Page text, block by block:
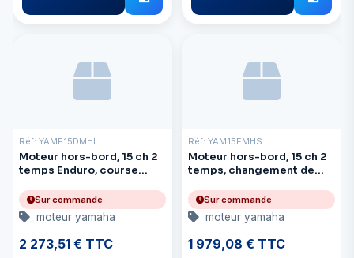
Réf: YAME15DMHL
Moteur hors-bord, 15 ch 2
temps Enduro, course
Sur commande
moteur yamaha
2 273,51 € TTC
Réf: YAM15FMHS
Moteur hors-bord, 15 ch 2
temps, changement de
Sur commande
moteur yamaha
1 979,08 € TTC